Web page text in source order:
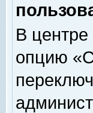
В центре
опцию